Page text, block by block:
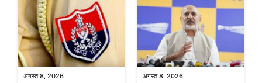
अगस्त 8, 2026 अगस्त 8, 2026